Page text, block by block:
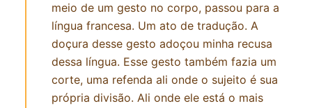
meio de um gesto no corpo, passou para a
língua francesa. Um ato de tradução. A
doçura desse gesto adoçou minha recusa
dessa língua. Esse gesto também fazia um
corte, uma refenda ali onde o sujeito é sua
própria divisão. Ali onde ele está o mais